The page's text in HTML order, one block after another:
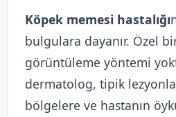
Köpek memesi hastalığı
bulgulara dayanır. Özel
görüntüleme yöntemi
dermatolog, tipik
bölgelere ve hastanın